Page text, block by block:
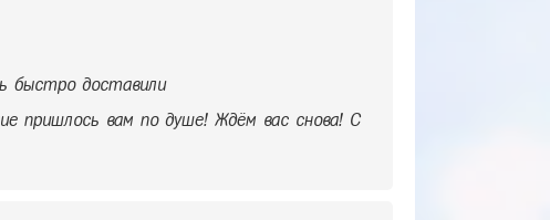
быстро доставили
пришлось вам по душе! Ждём вас снова! С